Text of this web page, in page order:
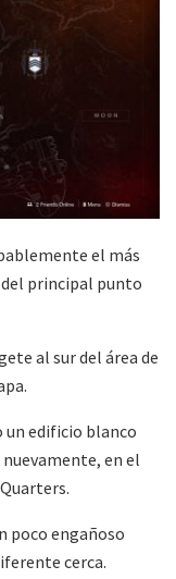
el más
del principal punto
al sur del área de
un edificio blanco
en el
poco engañoso
cerca.